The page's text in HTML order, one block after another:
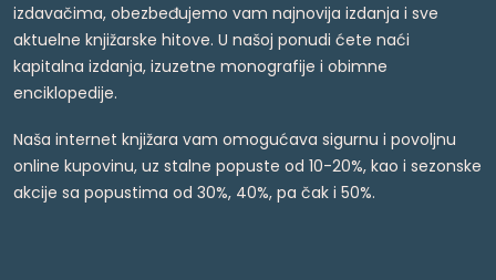
izdavačima, obezbeđujemo vam najnovija izdanja i sve
aktuelne knjižarske hitove. U našoj ponudi ćete naći
kapitalna izdanja, izuzetne monografije i obimne
enciklopedije.
Naša internet knjižara vam omogućava sigurnu i povoljnu
online kupovinu, uz stalne popuste od 10-20%, kao i sezonske
akcije sa popustima od 30%, 40%, pa čak i 50%.